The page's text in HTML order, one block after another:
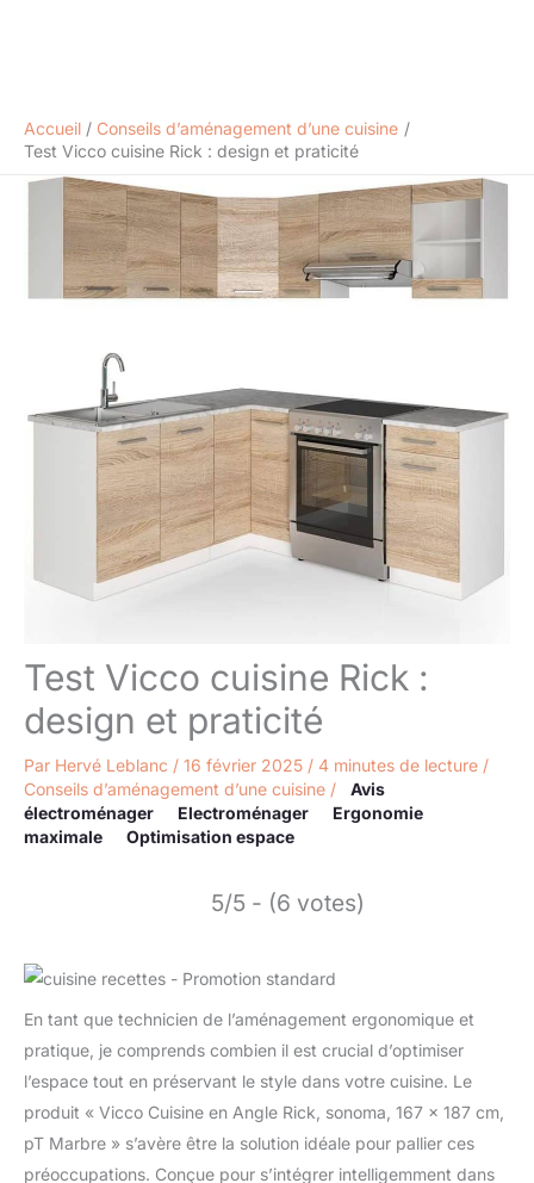
Accueil
Conseils d’aménagement d’une cuisine
Test Vicco cuisine Rick : design et praticité
Test Vicco cuisine Rick :
design et praticité
Par Hervé Leblanc / 16 février 2025 / 4 minutes de lecture /
Conseils d’aménagement d’une cuisine /
Avis
électroménager
Electroménager
Ergonomie
maximale
Optimisation espace
5/5 - (6 votes)
En tant que technicien de l’aménagement ergonomique et
pratique, je comprends combien il est crucial d’optimiser
l’espace tout en préservant le style dans votre cuisine. Le
produit « Vicco Cuisine en Angle Rick, sonoma, 167 x 187 cm,
pT Marbre » s’avère être la solution idéale pour pallier ces
préoccupations. Conçue pour s’intégrer intelligemment dans